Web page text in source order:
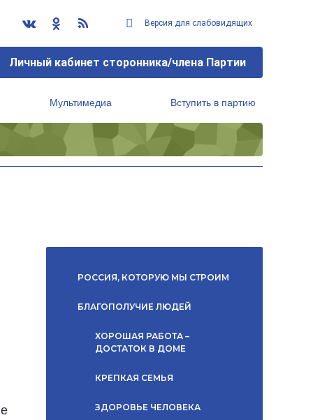
Версия для слабовидящих
Личный кабинет сторонника/члена Партии
Мультимедиа Вступить в партию
РОССИЯ, КОТОРУЮ МЫ СТРОИМ
БЛАГОПОЛУЧИЕ ЛЮДЕЙ
ХОРОШАЯ РАБОТА –
ДОСТАТОК В ДОМЕ
КРЕПКАЯ СЕМЬЯ
ЗДОРОВЬЕ ЧЕЛОВЕКА